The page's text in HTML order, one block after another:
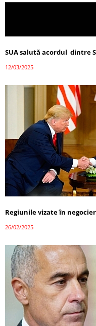
SUA salută acordul dintre
12/03/2025
Regiunile vizate în
26/02/2025